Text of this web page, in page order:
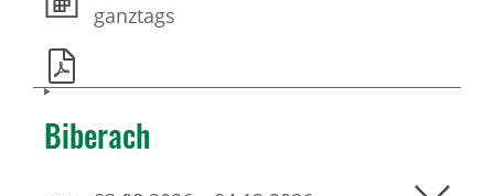
ganztags
Biberach